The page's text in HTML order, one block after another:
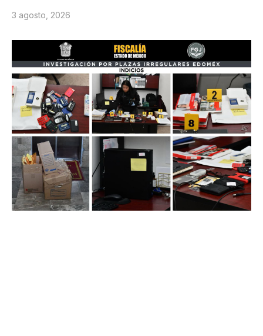
3 agosto, 2026